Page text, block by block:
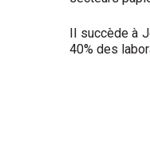
Il succède à
40% des